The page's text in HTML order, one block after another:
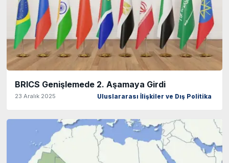
BRICS Genişlemede 2. Aşamaya Girdi
23 Aralık 2025 Uluslararası İlişkiler ve Dış Politika